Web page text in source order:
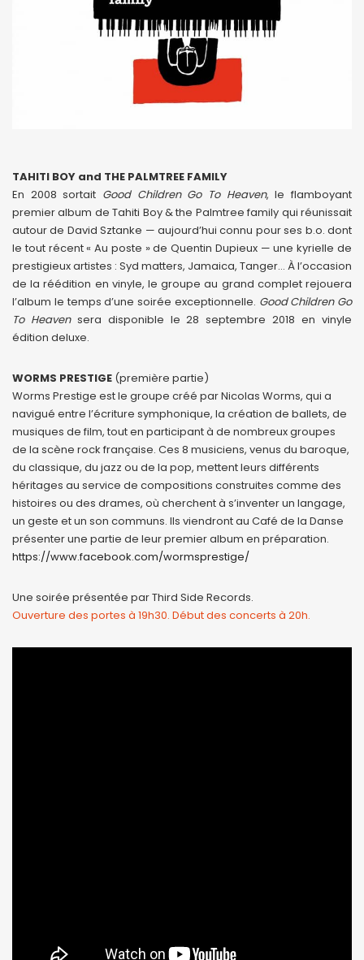
TAHITI BOY and THE PALMTREE FAMILY
En 2008 sortait Good Children Go To Heaven, le flamboyant
premier album de Tahiti Boy & the Palmtree family qui réunissait
autour de David Sztanke — aujourd’hui connu pour ses b.o. dont
le tout récent « Au poste » de Quentin Dupieux — une kyrielle de
prestigieux artistes : Syd matters, Jamaica, Tanger… À l’occasion
de la réédition en vinyle, le groupe au grand complet rejouera
l’album le temps d’une soirée exceptionnelle. Good Children Go
To Heavensera disponible le 28 septembre 2018 en vinyle
édition deluxe.
WORMS PRESTIGE (première partie)
Worms Prestige est le groupe créé par Nicolas Worms, qui a
navigué entre l’écriture symphonique, la création de ballets, de
musiques de film, tout en participant à de nombreux groupes
de la scène rock française. Ces 8 musiciens, venus du baroque,
du classique, du jazz ou de la pop, mettent leurs différents
héritages au service de compositions construites comme des
histoires ou des drames, où cherchent à s’inventer un langage,
un geste et un son communs. Ils viendront au Café de la Danse
présenter une partie de leur premier album en préparation.
https://www.facebook.com/wormsprestige/
Une soirée présentée par Third Side Records.
Ouverture des portes à 19h30. Début des concerts à 20h.